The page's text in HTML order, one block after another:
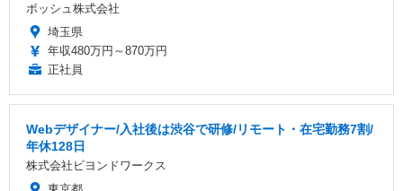
ボッシュ株式会社
埼玉県
年収480万円～870万円
正社員
Webデザイナー/入社後は渋谷で研修/リモート・在宅勤務7割/
年休128日
株式会社ビヨンドワークス